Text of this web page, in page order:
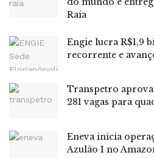
Segundo os pesquisadores,
Rouanet são de menos de R$ 25
distributivo de renda.
Regiões
incentivo à cultura em 2024, a
Raia
Engie lucra R$1,9
recorrente e
Transpetro
281 vagas para
Eneva inicia
Azulão I no